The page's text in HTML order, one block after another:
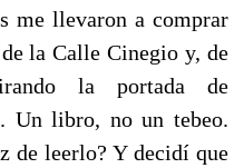
me llevaron a comprar
la Calle Cinegio y, de
la portada de
Un libro, no un tebeo.
de leerlo? Y decidí que